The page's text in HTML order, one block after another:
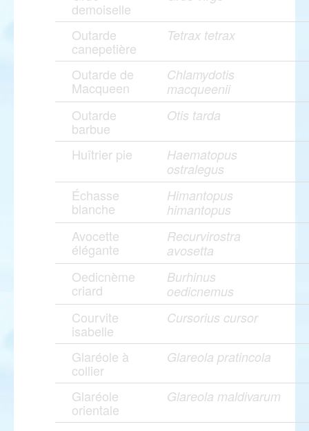
demoiselle
Outarde
canepetière
Tetrax tetrax
Outarde de
Macqueen
Chlamydotis
macqueenii
Outarde
barbue
Otis tarda
Huîtrier pie
Haematopus
ostralegus
Échasse
blanche
Himantopus
himantopus
Avocette
élégante
Recurvirostra
avosetta
Oedicnème
criard
Burhinus
oedicnemus
Courvite
isabelle
Cursorius cursor
Glaréole à
collier
Glareola pratincola
Glaréole
orientale
Glareola maldivarum